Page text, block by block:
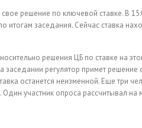
решение по ключевой ставке. В
заседания. Сейчас ставка
решения ЦБ по ставке на
заседании регулятор примет
останется неизменной. Еще три
участник опроса рассчитывал на